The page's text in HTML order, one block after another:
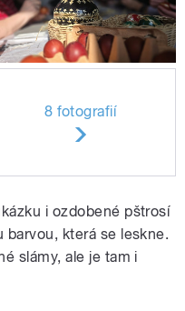
8 fotografií
i ozdobené pštrosí
která se leskne.
slámy, ale je tam i